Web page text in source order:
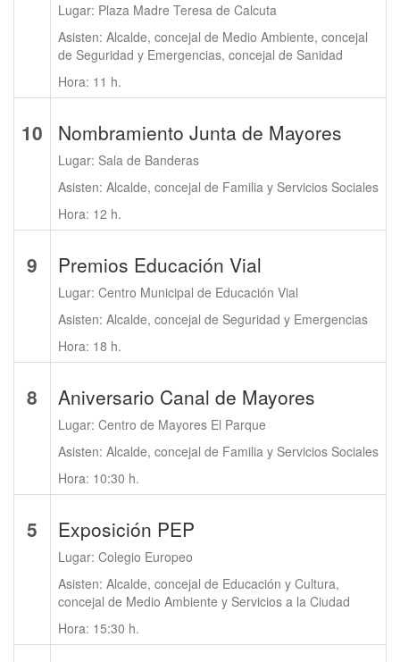
Lugar: Plaza Madre Teresa de Calcuta
Asisten: Alcalde, concejal de Medio Ambiente, concejal
de Seguridad y Emergencias, concejal de Sanidad
Hora: 11 h.
10 Nombramiento Junta de Mayores
Lugar: Sala de Banderas
Asisten: Alcalde, concejal de Familia y Servicios Sociales
Hora: 12 h.
9 Premios Educación Vial
Lugar: Centro Municipal de Educación Vial
Asisten: Alcalde, concejal de Seguridad y Emergencias
Hora: 18 h.
8 Aniversario Canal de Mayores
Lugar: Centro de Mayores El Parque
Asisten: Alcalde, concejal de Familia y Servicios Sociales
Hora: 10:30 h.
5 Exposición PEP
Lugar: Colegio Europeo
Asisten: Alcalde, concejal de Educación y Cultura,
concejal de Medio Ambiente y Servicios a la Ciudad
Hora: 15:30 h.